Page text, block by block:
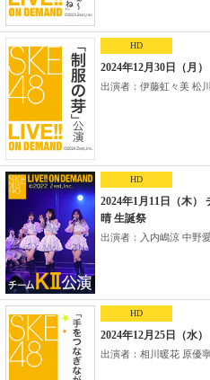
HD
2024年12月30日（月
出演者：伊藤虹々美 松
HD
2024年1月11日（木
晴 生誕祭
出演者：入内嶋涼 中野
HD
2024年12月25日（水
出演者：相川暖花 原優